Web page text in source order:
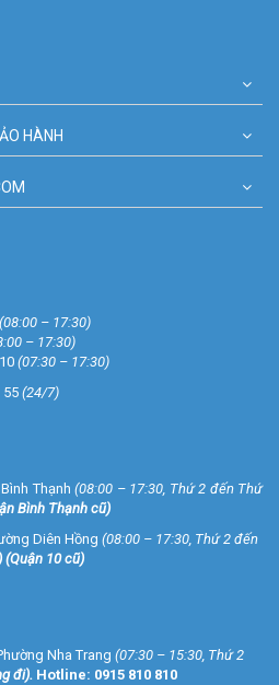
HÀNH
(08:00 – 17:30)
– 17:30)
(07:30 – 17:30)
55 (24/7)
Thạnh (08:00 – 17:30, Thứ 2 đến Thứ
Bình Thạnh cũ)
Diên Hồng (08:00 – 17:30, Thứ 2 đến
(Quận 10 cũ)
Nha Trang (07:30 – 15:30, Thứ 2
đi). Hotline: 0915 810 810